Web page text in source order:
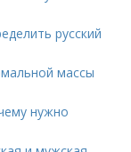
русский
массы
нужно